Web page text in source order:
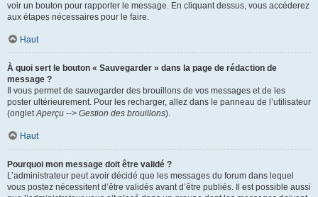
voir un bouton pour rapporter le message. En cliquant dessus, vous accéderez
aux étapes nécessaires pour le faire.
Haut
À quoi sert le bouton « Sauvegarder » dans la page de rédaction de
message ?
Il vous permet de sauvegarder des brouillons de vos messages et de les
poster ultérieurement. Pour les recharger, allez dans le panneau de l’utilisateur
(ongletAperçu --> Gestion des brouillons).
Haut
Pourquoi mon message doit être validé ?
L’administrateur peut avoir décidé que les messages du forum dans lequel
vous postez nécessitent d’être validés avant d’être publiés. Il est possible aussi